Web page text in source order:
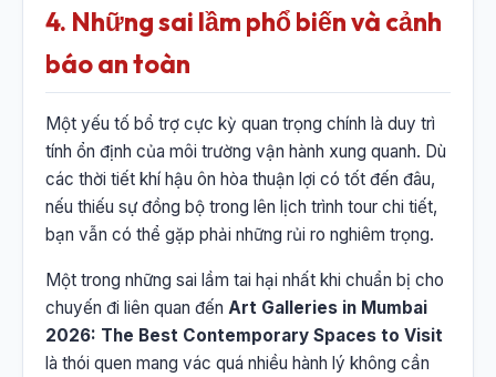
4. Những sai lầm phổ biến và cảnh
báo an toàn
Một yếu tố bổ trợ cực kỳ quan trọng chính là duy trì
tính ổn định của môi trường vận hành xung quanh. Dù
các thời tiết khí hậu ôn hòa thuận lợi có tốt đến đâu,
nếu thiếu sự đồng bộ trong lên lịch trình tour chi tiết,
bạn vẫn có thể gặp phải những rủi ro nghiêm trọng.
Một trong những sai lầm tai hại nhất khi chuẩn bị cho
chuyến đi liên quan đến Art Galleries in Mumbai
2026: The Best Contemporary Spaces to Visit
là thói quen mang vác quá nhiều hành lý không cần